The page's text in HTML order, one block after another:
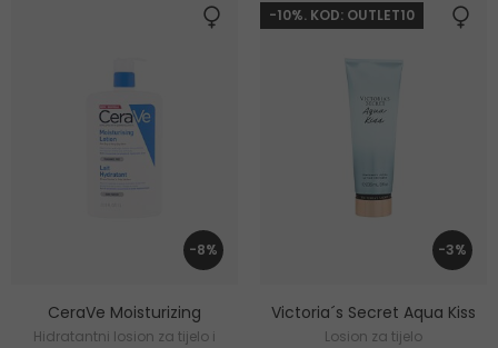
-8%
CeraVe Moisturizing
Hidratantni losion za tijelo i
-10%. KOD: OUTLET10
-3%
Victoria´s Secret Aqua Kiss
Losion za tijelo